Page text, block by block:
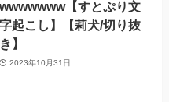
wwwwwww【すとぷり文
字起こし】【莉犬/切り抜
き】
2023年10月31日